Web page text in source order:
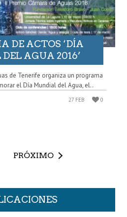
DE ACTOS ‘DÍA
AGUA 2016’
de Tenerife organiza un programa
el Día Mundial del Agua, el..
27 FEB 0
PRÓXIMO